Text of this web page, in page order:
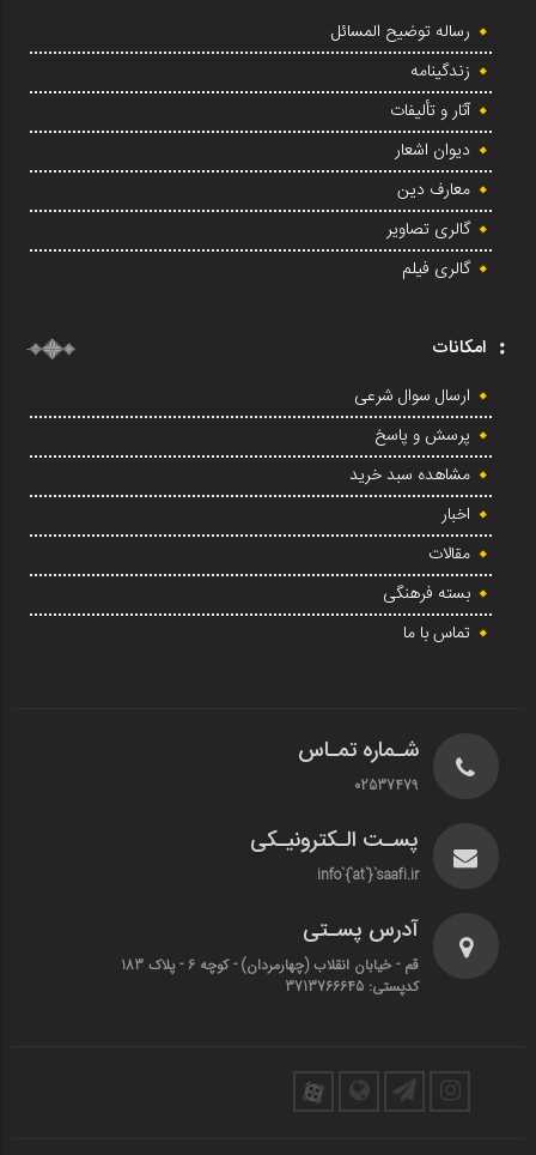
رساله توضیح المسائل
زندگینامه
آثار و تألیفات
دیوان اشعار
معارف دین
گالری تصاویر
گالری فیلم
امکانات
ارسال سوال شرعی
پرسش و پاسخ
مشاهده سبد خرید
اخبار
مقالات
بسته فرهنگی
تماس با ما
شـماره تمـاس
02537479
پسـت الـکترونیـکی
info`{`at`}`saafi.ir
آدرس پسـتی
قم - خیابان انقلاب (چهارمردان)‌ - کوچه 6 - پلاک 183
کدپستی: 3713766645